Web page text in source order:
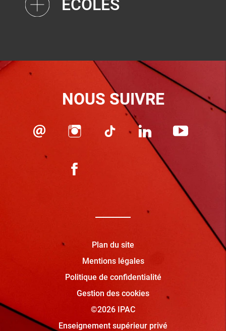
ÉCOLES
NOUS SUIVRE
Plan du site
Mentions légales
Politique de confidentialité
Gestion des cookies
©2026 IPAC
Enseignement supérieur privé